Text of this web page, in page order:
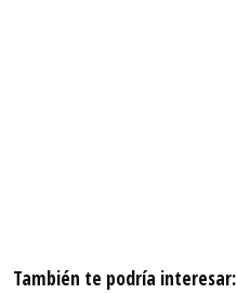
También te podría interesar: